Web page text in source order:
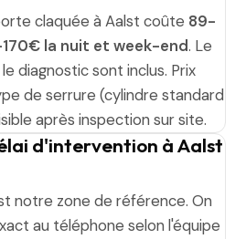
claquée à Aalst coûte 89-
la nuit et week-end. Le
diagnostic sont inclus. Prix
de serrure (cylindre standard
après inspection sur site.
d'intervention à Aalst
notre zone de référence. On
au téléphone selon l'équipe